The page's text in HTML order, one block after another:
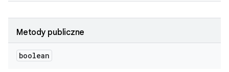
Metody publiczne
boolean